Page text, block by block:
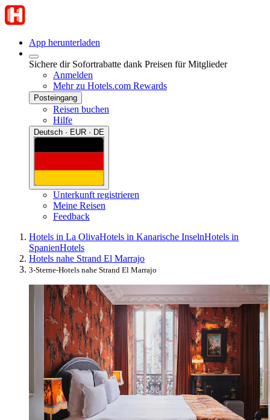
App herunterladen
Sichere dir Sofortrabatte dank Preisen für Mitglieder
Anmelden
Mehr zu Hotels.com Rewards
Posteingang
Reisen buchen
Hilfe
Deutsch · EUR · DE
Unterkunft registrieren
Meine Reisen
Feedback
Hotels in La OlivaHotels in Kanarische InselnHotels in
SpanienHotels
Hotels nahe Strand El Marrajo
3-Sterne-Hotels nahe Strand El Marrajo